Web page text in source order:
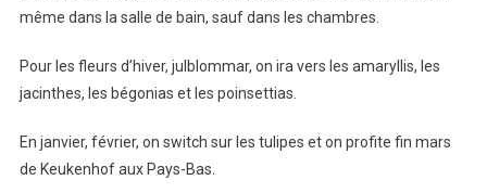
même dans la salle de bain, sauf dans les chambres.
Pour les fleurs d’hiver, julblommar, on ira vers les amaryllis, les
jacinthes, les bégonias et les poinsettias.
En janvier, février, on switch sur les tulipes et on profite fin mars
de Keukenhof aux Pays-Bas.